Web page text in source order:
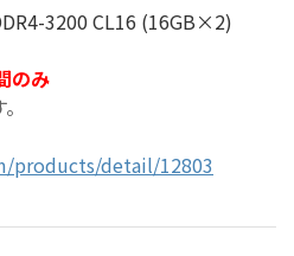
3200 CL16 (16GB×2)
のみ
products/detail/12803